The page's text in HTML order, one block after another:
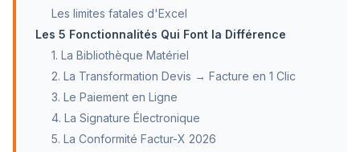
Les limites fatales d'Excel
Les 5 Fonctionnalités Qui Font la Différence
1. La Bibliothèque Matériel
2. La Transformation Devis → Facture en 1 Clic
3. Le Paiement en Ligne
4. La Signature Électronique
5. La Conformité Factur-X 2026